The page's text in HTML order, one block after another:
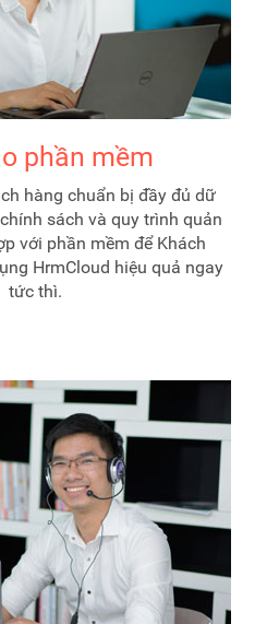
phần mềm
hàng chuẩn bị đầy đủ dữ
sách và quy trình quản
với phần mềm để Khách
HrmCloud hiệu quả ngay
tức thì.